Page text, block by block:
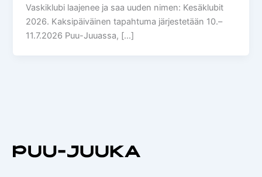
Vaskiklubi laajenee ja saa uuden nimen: Kesäklubit
2026. Kaksipäiväinen tapahtuma järjestetään 10.–
11.7.2026 Puu-Juuassa, […]